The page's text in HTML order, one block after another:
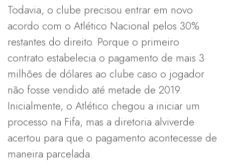
Todavia, o clube precisou entrar em novo
acordo com o Atlético Nacional pelos 30%
restantes do direito. Porque o primeiro
contrato estabelecia o pagamento de mais 3
milhões de dólares ao clube caso o jogador
não fosse vendido até metade de 2019.
Inicialmente, o Atlético chegou a iniciar um
processo na Fifa, mas a diretoria alviverde
acertou para que o pagamento acontecesse de
maneira parcelada.